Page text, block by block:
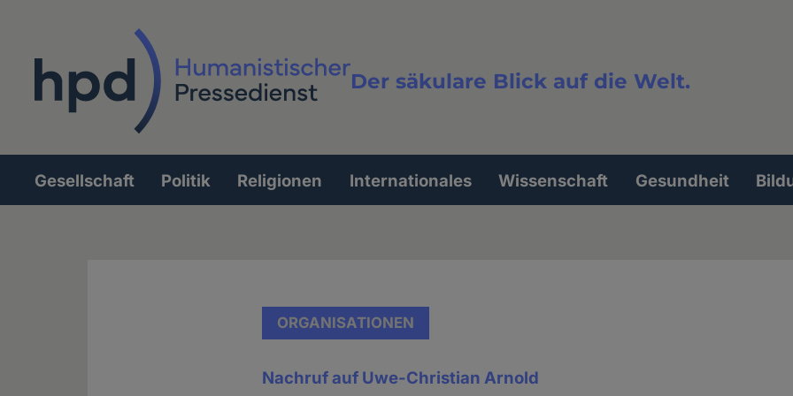
Der säkulare Blick auf die Welt.
Volltextsuche
Hauptnavigation
Gesellschaft Politik Religionen Internationales Wissenschaft Gesundheit
ORGANISATIONEN
Nachruf auf Uwe-Christian Arnold